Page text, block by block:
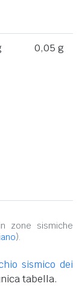
0,05 g
zone sismiche
).
sismico dei
tabella.